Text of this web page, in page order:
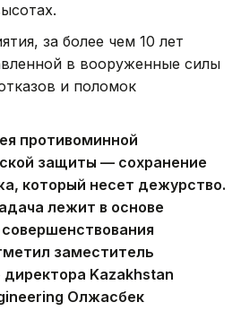
за более чем 10 лет
в вооруженные силы
и поломок
противоминной
защиты — сохранение
который несет дежурство.
лежит в основе
заместитель
директора Kazakhstan
Олжасбек